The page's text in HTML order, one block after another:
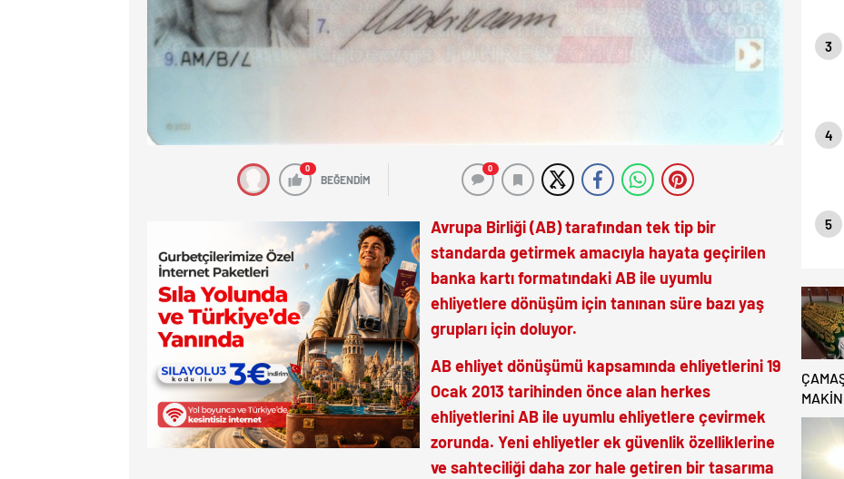
0
BEĞENDİM
0
Avrupa Birliği (AB) tarafından tek tip bir
standarda getirmek amacıyla hayata geçirilen
banka kartı formatındaki AB ile uyumlu
ehliyetlere dönüşüm için tanınan süre bazı yaş
grupları için doluyor.
AB ehliyet dönüşümü kapsamında ehliyetlerini 19
Ocak 2013 tarihinden önce alan herkes
ehliyetlerini AB ile uyumlu ehliyetlere çevirmek
zorunda. Yeni ehliyetler ek güvenlik özelliklerine
ve sahteciliği daha zor hale getiren bir tasarıma
3
4
5